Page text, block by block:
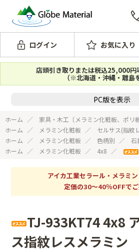
ログイン お気に入り
店頭引き取りまたは税込25,000円
（※北海道・沖縄・離島
PC版を表示
ホーム 家具・木工〔メラミン化粧板、ポリ
ホーム
メラミン化粧板 セルサス(指紋
ホーム
メラミン化粧板 色柄別 石
ホーム
メラミン化粧板 4x8
アイカ工業セラール・メラミ
定価の30～40％OFFで
TJ-933KT74 4x8
ス指紋レスメラミン